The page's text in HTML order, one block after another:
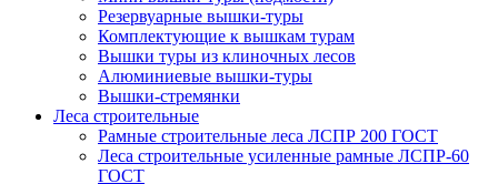
Резервуарные вышки-туры
Комплектующие к вышкам турам
Вышки туры из клиночных лесов
Алюминиевые вышки-туры
Вышки-стремянки
Леса строительные
Рамные строительные леса ЛСПР 200 ГОСТ
Леса строительные усиленные рамные ЛСПР-60
ГОСТ